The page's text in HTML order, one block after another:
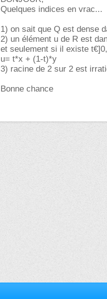
Quelques indices en vrac...
1) on sait que Q est dense
2) un élément u de R est
et seulement si il existe
u= t*x + (1-t)*y
3) racine de 2 sur 2 est
Bonne chance